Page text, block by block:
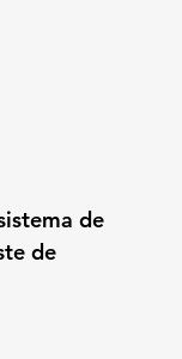
de
de